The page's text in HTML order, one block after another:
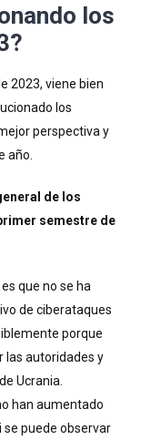
los
2023, viene bien
los
perspectiva y
año.
de los
semestre de
que no se ha
de ciberataques
porque
las autoridades y
Ucrania.
han aumentado
puede observar